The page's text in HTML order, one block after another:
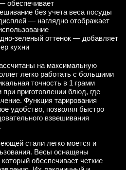
обеспечивает
без учета веса посуды
— наглядно отображает
зеленый оттенок — добавляет
кухни
на максимальную
легко работать с большими
точность в 1 грамм
приготовлении блюд, где
Функция тарирования
удобство, позволяя быстро
взвешивания
стали легко моется и
Весы оснащены
обеспечивает четкие